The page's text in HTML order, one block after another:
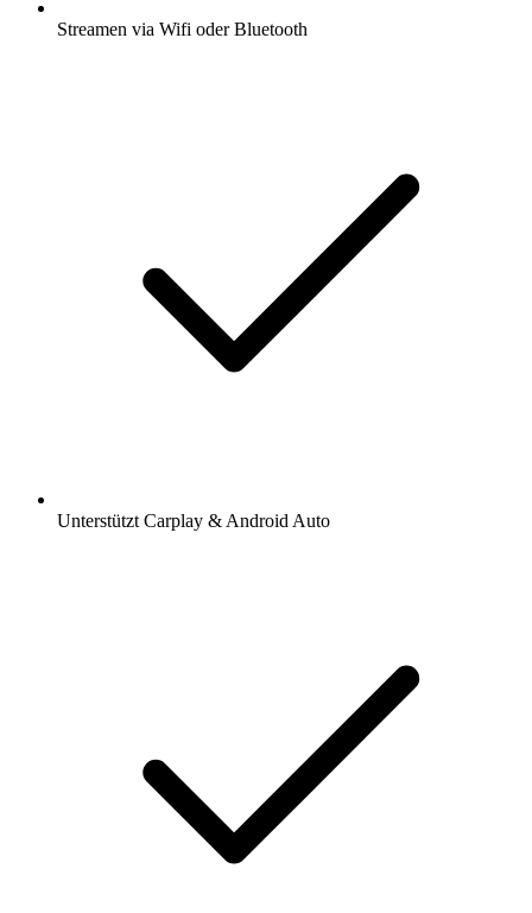
Streamen via Wifi oder Bluetooth
Unterstützt Carplay & Android Auto